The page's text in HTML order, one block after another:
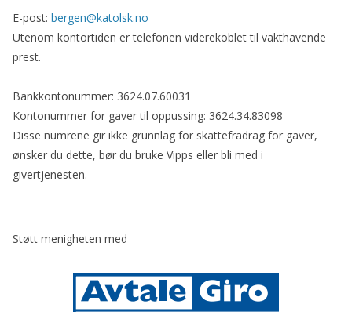
E-post: bergen@katolsk.no
Utenom kontortiden er telefonen viderekoblet til vakthavende
prest.
Bankkontonummer: 3624.07.60031
Kontonummer for gaver til oppussing: 3624.34.83098
Disse numrene gir ikke grunnlag for skattefradrag for gaver,
ønsker du dette, bør du bruke Vipps eller bli med i
givertjenesten.
Støtt menigheten med